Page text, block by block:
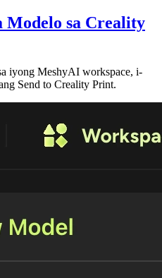
Modelo sa Creality
iyong MeshyAI workspace, i-
Send to Creality Print.